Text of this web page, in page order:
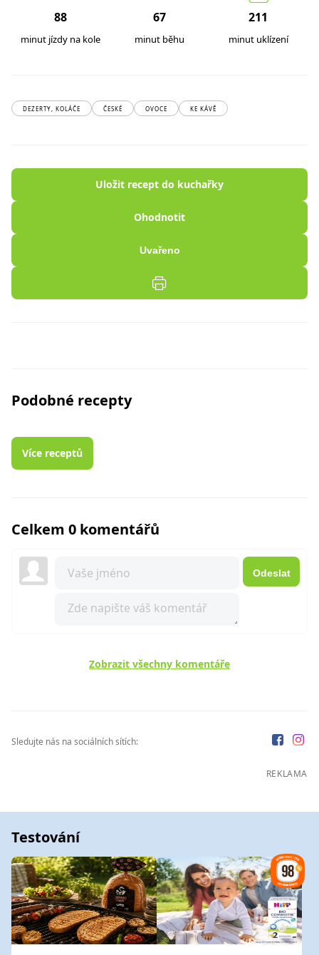
88
minut jízdy na kole
67
minut běhu
211
minut uklízení
DEZERTY, KOLÁČE ČESKÉ OVOCE KE KÁVĚ
Uložit recept do kuchařky
Ohodnotit
Uvařeno
Podobné recepty
Více receptů
Celkem 0 komentářů
Odeslat
Zobrazit všechny komentáře
Sledujte nás na sociálních sítích:
REKLAMA
Testování